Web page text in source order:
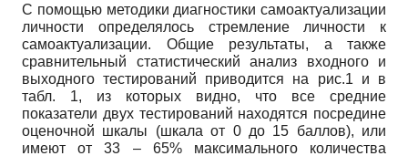
С помощью методики диагностики самоактуализации
личности определялось стремление личности к
самоактуализации. Общие результаты, а также
сравнительный статистический анализ входного и
выходного тестирований приводится на рис.1 и в
табл. 1, из которых видно, что все средние
показатели двух тестирований находятся посредине
оценочной шкалы (шкала от 0 до 15 баллов), или
имеют от 33 – 65% максимального количества